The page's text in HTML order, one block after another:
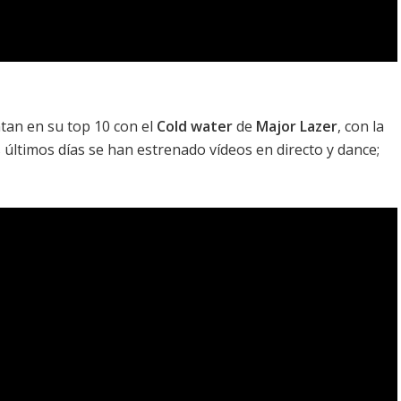
en su top 10 con el Cold waterde Major Lazer, con la
últimos días se han estrenado vídeos en directo y dance;